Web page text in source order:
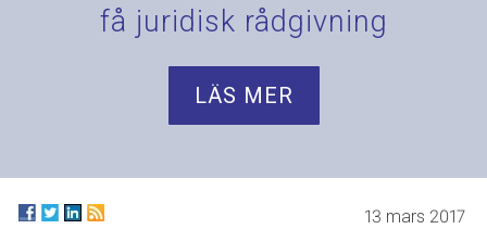
få juridisk rådgivning
LÄS MER
13 mars 2017